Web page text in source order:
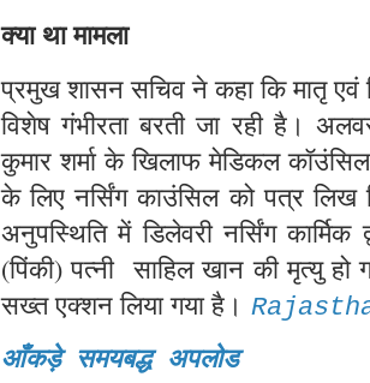
क्या था मामला
प्रमुख शासन सचिव ने कहा कि मातृ एवं
विशेष गंभीरता बरती जा रही है।
कुमार शर्मा के खिलाफ मेडिकल कॉउंसिल
के लिए नर्सिंग काउंसिल को पत्र
अनुपस्थिति में डिलेवरी नर्सिंग
(पिंकी) पत्नी साहिल खान की मृत्यु
सख्त एक्शन लिया गया है।
आँकड़े समयबद्ध अपलोड